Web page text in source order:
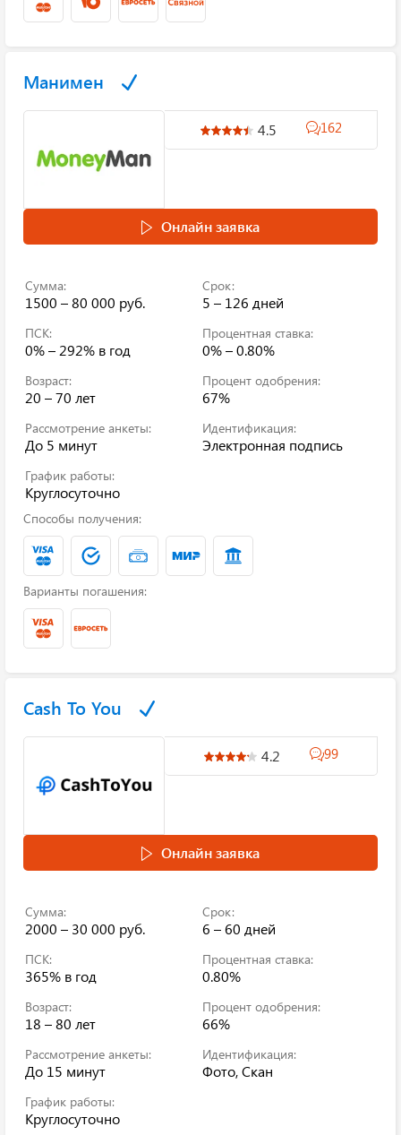
Манимен
4.5 162
Онлайн заявка
Сумма:
1500 – 80 000 руб.
Срок:
5 – 126 дней
ПСК:
0% – 292% в год
Процентная ставка:
0% – 0.80%
Возраст:
20 – 70 лет
Процент одобрения:
67%
Рассмотрение анкеты:
До 5 минут
Идентификация:
Электронная подпись
График работы:
Круглосуточно
Способы получения:
Варианты погашения:
Cash To You
4.2 99
Онлайн заявка
Сумма:
2000 – 30 000 руб.
Срок:
6 – 60 дней
ПСК:
365% в год
Процентная ставка:
0.80%
Возраст:
18 – 80 лет
Процент одобрения:
66%
Рассмотрение анкеты:
До 15 минут
Идентификация:
Фото, Скан
График работы:
Круглосуточно